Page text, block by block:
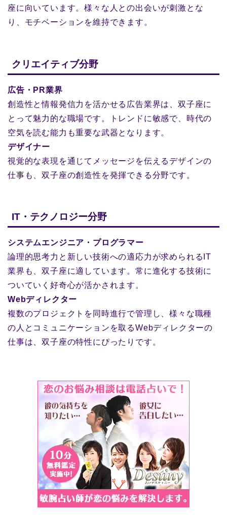
座に向いています。様々な人との出会いが刺激とな
り、モチベーションを維持できます。
クリエイティブ分野
広告・PR業界
創造性と情報発信力を活かせる広告業界は、双子座に
とって魅力的な職場です。トレンドに敏感で、時代の
空気を読む能力も重要な武器となります。
デザイナー
視覚的な表現を通じてメッセージを伝えるデザインの
仕事も、双子座の創造性を発揮できる分野です。
IT・テクノロジー分野
システムエンジニア・プログラマー
論理的思考力と新しい技術への適応力が求められるIT
業界も、双子座に適しています。常に進化する技術に
ついていく好奇心が活かされます。
Webディレクター
複数のプロジェクトを同時進行で管理し、様々な職種
の人とコミュニケーションを取るWebディレクターの
仕事は、双子座の特性にぴったりです。